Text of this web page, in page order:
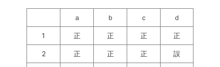
ａ ｂ ｃ ｄ
1 正 正 正 正
2 正 正 正 誤